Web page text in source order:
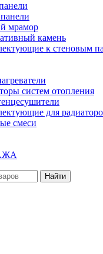
мрамор
камень
к стеновым
систем отопления
для
смеси
Найти